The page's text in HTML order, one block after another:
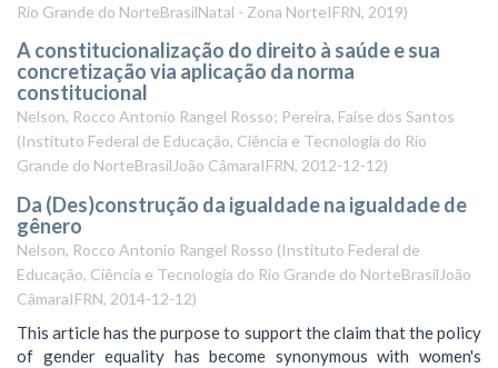
Rio Grande do NorteBrasilNatal - Zona NorteIFRN, 2019)
A constitucionalização do direito à saúde e sua
concretização via aplicação da norma
constitucional
Nelson, Rocco Antonio Rangel Rosso; Pereira, Faíse dos Santos
(Instituto Federal de Educação, Ciência e Tecnologia do Rio
Grande do NorteBrasilJoão CâmaraIFRN, 2012-12-12)
Da (Des)construção da igualdade na igualdade de
gênero
Nelson, Rocco Antonio Rangel Rosso (Instituto Federal de
Educação, Ciência e Tecnologia do Rio Grande do NorteBrasilJoão
CâmaraIFRN, 2014-12-12)
This article has the purpose to support the claim that the policy
of gender equality has become synonymous with women's